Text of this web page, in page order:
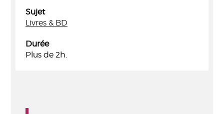
Sujet
Livres & BD
Durée
Plus de 2h.